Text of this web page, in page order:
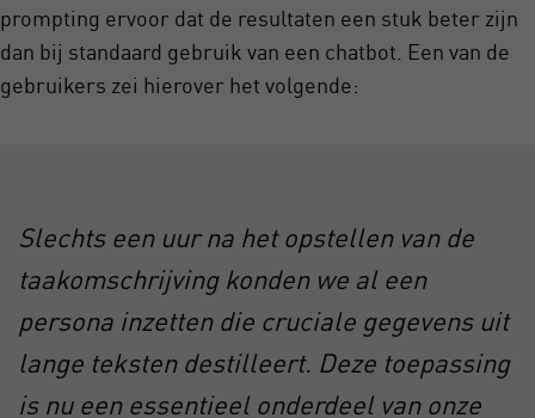
prompting ervoor dat de resultaten een stuk beter zijn
dan bij standaard gebruik van een chatbot. Een van de
gebruikers zei hierover het volgende:
Slechts een uur na het opstellen van de
taakomschrijving konden we al een
persona inzetten die cruciale gegevens uit
lange teksten destilleert. Deze toepassing
is nu een essentieel onderdeel van onze